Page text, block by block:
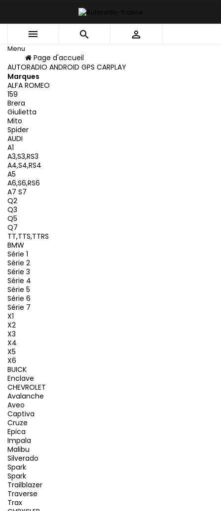
  
Menu
Page d'accueil
AUTORADIO ANDROID GPS CARPLAY
Marques
ALFA ROMEO
159
Brera
Giulietta
Mito
Spider
AUDI
A1
A3,S3,RS3
A4,S4,RS4
A5
A6,S6,RS6
A7 S7
Q2
Q3
Q5
Q7
TT,TTS,TTRS
BMW
Série 1
Série 2
Série 3
Série 4
Série 5
Série 6
Série 7
X1
X2
X3
X4
X5
X6
BUICK
Enclave
CHEVROLET
Avalanche
Aveo
Captiva
Cruze
Epica
Impala
Malibu
Silverado
Spark
Spark
Trailblazer
Traverse
Trax